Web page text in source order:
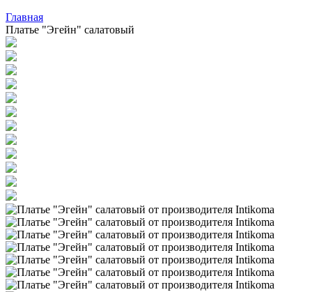
Главная
Платье "Эгейн" салатовый